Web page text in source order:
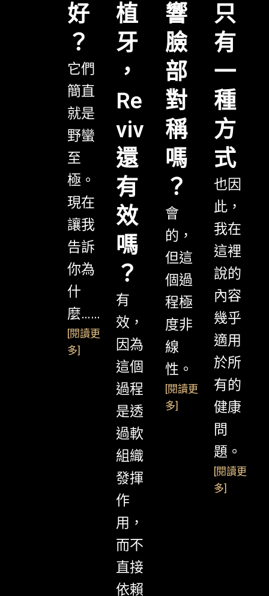
好
？
它們
簡直
就是
野蠻
至
極。
現在
讓我
告訴
你為
什
麼……
[閱讀更
多]
植
牙
，
Re
viv
還
有
效
嗎
？
有
效，
因為
這個
過程
是透
過軟
組織
發揮
作
用，
而不
直接
依賴
響
臉
部
對
稱
嗎
？
會
的，
但這
個過
程極
度非
線
性。
[閱讀更
多]
只
有
一
種
方
式
也因
此，
我在
這裡
說的
內容
幾乎
適用
於所
有的
健康
問
題。
[閱讀更
多]